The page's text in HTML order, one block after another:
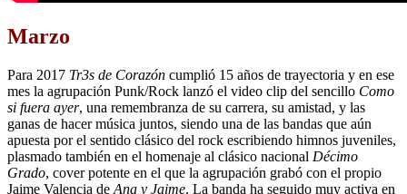
Marzo
Para 2017 Tr3s de Corazón cumplió 15 años de trayectoria y en ese
mes la agrupación Punk/Rock lanzó el video clip del sencillo Como
si fuera ayer, una remembranza de su carrera, su amistad, y las
ganas de hacer música juntos, siendo una de las bandas que aún
apuesta por el sentido clásico del rock escribiendo himnos juveniles,
plasmado también en el homenaje al clásico nacional Décimo
Grado, cover potente en el que la agrupación grabó con el propio
Jaime Valencia de Ana y Jaime. La banda ha seguido muy activa en